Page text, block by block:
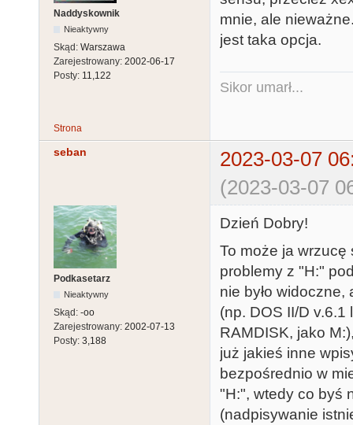
Naddyskownik
Nieaktywny
Skąd: Warszawa
Zarejestrowany: 2002-06-17
Posty: 11,122
mnie, ale
jest taka opcja.
Sikor umarł...
Strona
seban
2023-03-07
(2023-03-07
Podkasetarz
Nieaktywny
Skąd: -oo
Zarejestrowany: 2002-07-13
Posty: 3,188
Dzień Dobry!
To może ja wrzucę
problemy z "H:"
nie było
(np. DOS II/D
RAMDISK, jako
już jakieś inne
bezpośrednio w
"H:", wtedy co byś
(nadpisywanie